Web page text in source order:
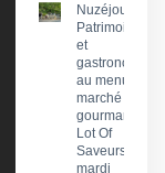
Nuzéjouls :
Patrimoine
et
gastronomie
au menu du
marché
gourmand
Lot Of
Saveurs ce
mardi